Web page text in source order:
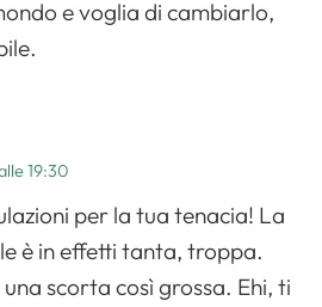
e voglia di cambiarlo,
19:30
per la tua tenacia! La
è in effetti tanta, troppa.
scorta così grossa. Ehi, ti